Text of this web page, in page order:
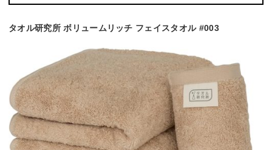
タオル研究所 ボリュームリッチ フェイスタオル #003